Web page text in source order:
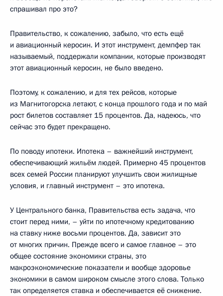
спрашивал про это?
Правительство, к сожалению, забыло, что есть ещё
и авиационный керосин. И этот инструмент, демпфер так
называемый, поддержали компании, которые производят
этот авиационный керосин, не было введено.
Поэтому, к сожалению, и для тех рейсов, которые
из Магнитогорска летают, с конца прошлого года и по май
рост билетов составляет 15 процентов. Да, надеюсь, что
сейчас это будет прекращено.
По поводу ипотеки. Ипотека – важнейший инструмент,
обеспечивающий жильём людей. Примерно 45 процентов
всех семей России планируют улучшить свои жилищные
условия, и главный инструмент – это ипотека.
У Центрального банка, Правительства есть задача, что
стоит перед ними, – уйти по ипотечному кредитованию
на ставку ниже восьми процентов. Да, зависит это
от многих причин. Прежде всего и самое главное – это
общее состояние экономики страны, это
макроэкономические показатели и вообще здоровье
экономики в самом широком смысле этого слова. Только
так определяется ставка и обеспечивается её снижение.